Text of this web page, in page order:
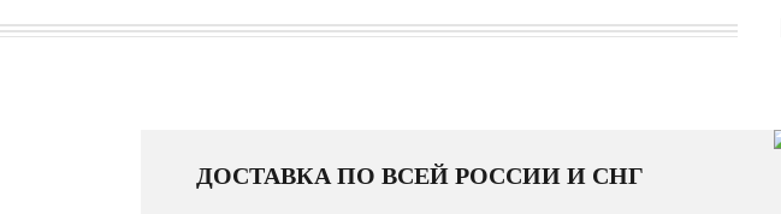
ДОСТАВКА ПО ВСЕЙ РОССИИ И СНГ